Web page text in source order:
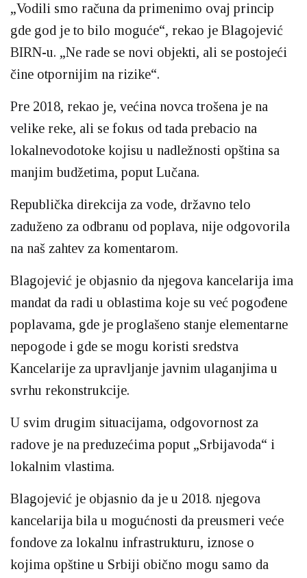
„Vodili smo računa da primenimo ovaj princip
gde god je to bilo moguće“, rekao je Blagojević
BIRN-u. „Ne rade se novi objekti, ali se postojeći
čine otpornijim na rizike“.
Pre 2018, rekao je, većina novca trošena je na
velike reke, ali se fokus od tada prebacio na
lokalnevodotoke kojisu u nadležnosti opština sa
manjim budžetima, poput Lučana.
Republička direkcija za vode, državno telo
zaduženo za odbranu od poplava, nije odgovorila
na naš zahtev za komentarom.
Blagojević je objasnio da njegova kancelarija ima
mandat da radi u oblastima koje su već pogođene
poplavama, gde je proglašeno stanje elementarne
nepogode i gde se mogu koristi sredstva
Kancelarije za upravljanje javnim ulaganjima u
svrhu rekonstrukcije.
U svim drugim situacijama, odgovornost za
radove je na preduzećima poput „Srbijavoda“ i
lokalnim vlastima.
Blagojević je objasnio da je u 2018. njegova
kancelarija bila u mogućnosti da preusmeri veće
fondove za lokalnu infrastrukturu, iznose o
kojima opštine u Srbiji obično mogu samo da